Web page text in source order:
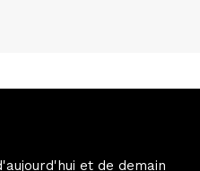
et de demain